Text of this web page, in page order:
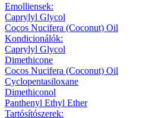
Emolliensek:
Caprylyl Glycol
Cocos Nucifera (Coconut) Oil
Kondicionálók:
Caprylyl Glycol
Dimethicone
Cocos Nucifera (Coconut) Oil
Cyclopentasiloxane
Dimethiconol
Panthenyl Ethyl Ether
Tartósítószerek: